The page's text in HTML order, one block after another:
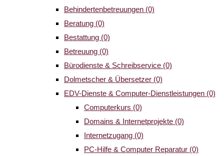
Behindertenbetreuungen (0)
Beratung (0)
Bestattung (0)
Betreuung (0)
Bürodienste & Schreibservice (0)
Dolmetscher & Übersetzer (0)
EDV-Dienste & Computer-Dienstleistungen (0)
Computerkurs (0)
Domains & Internetprojekte (0)
Internetzugang (0)
PC-Hilfe & Computer Reparatur (0)